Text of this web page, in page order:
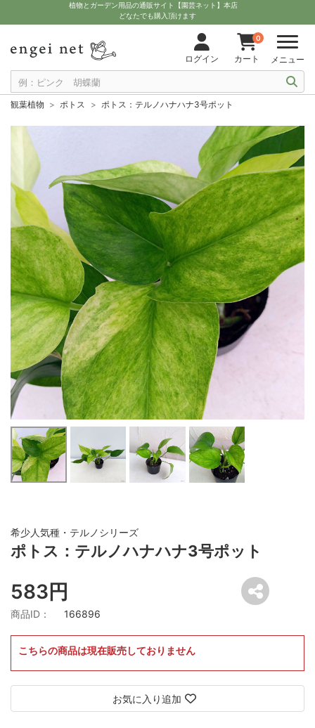
植物とガーデン用品の通販サイト【園芸ネット】本店
どなたでも購入頂けます
ログイン
0
カート メニュー
観葉植物 ポトス ポトス：テルノハナハナ3号ポット
希少人気種・テルノシリーズ
ポトス：テルノハナハナ3号ポット
583円
商品ID： 166896
こちらの商品は現在販売しておりません
お気に入り追加